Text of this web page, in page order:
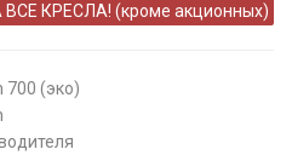
КРЕСЛА! (кроме акционных)
700 (эко)